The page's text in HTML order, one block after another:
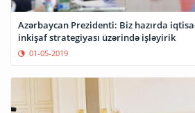
Azərbaycan Prezidenti: Biz hazırda
inkişaf strategiyası üzərində işləyirik
01-05-2019